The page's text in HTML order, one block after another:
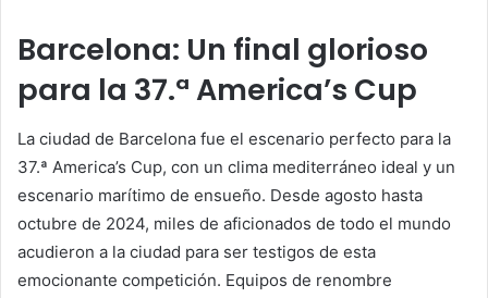
Barcelona: Un final glorioso
para la 37.ª America’s Cup
La ciudad de Barcelona fue el escenario perfecto para la
37.ª America’s Cup, con un clima mediterráneo ideal y un
escenario marítimo de ensueño. Desde agosto hasta
octubre de 2024, miles de aficionados de todo el mundo
acudieron a la ciudad para ser testigos de esta
emocionante competición. Equipos de renombre